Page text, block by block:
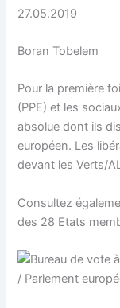
27.05.2019
Boran Tobelem
Pour la première
(PPE) et les
absolue dont ils
européen. Les
devant les Verts/
Consultez
des 28 Etats